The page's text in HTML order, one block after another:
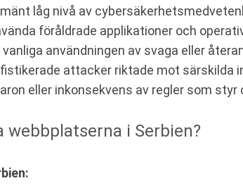
låg nivå av
föråldrade applikationer och
vanliga användningen av svaga eller
attacker riktade mot särskilda
eller inkonsekvens av regler som
i Serbien?